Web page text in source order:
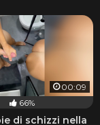
00:09
66%
di schizzi nella